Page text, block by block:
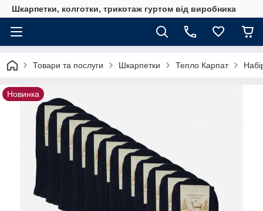
Шкарпетки, колготки, трикотаж гуртом від виробника
Товари та послуги Шкарпетки Тепло Карпат
Новинка